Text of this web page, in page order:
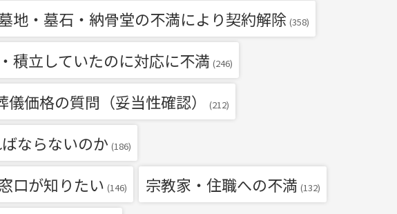
地・墓石・納骨堂の不満により契約解除 (358)
積立していたのに対応に不満 (246)
儀価格の質問（妥当性確認） (212)
ならないのか (186)
口が知りたい (146) 宗教家・住職への不満 (132)